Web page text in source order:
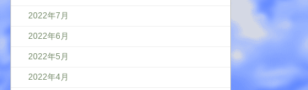
2022年7月
2022年6月
2022年5月
2022年4月